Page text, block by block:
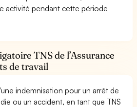
activité pendant cette période
TNS de l’Assurance
de travail
indemnisation pour un arrêt de
ou un accident, en tant que TNS